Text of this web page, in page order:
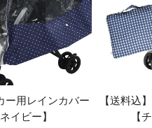
ー用レインカバー
イビー】
【送料込
【